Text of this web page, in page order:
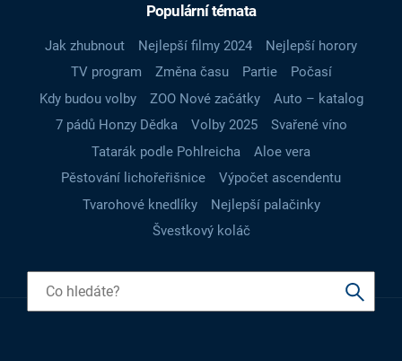
Populární témata
Jak zhubnout Nejlepší filmy 2024
Nejlepší horory
TV program
Změna času Partie
Počasí
Kdy budou volby
ZOO Nové začátky
Auto – katalog
7 pádů Honzy Dědka
Volby 2025
Svařené víno
Tatarák podle Pohlreicha
Aloe vera
Pěstování lichořeřišnice
Výpočet ascendentu
Tvarohové knedlíky
Nejlepší palačinky
Švestkový koláč